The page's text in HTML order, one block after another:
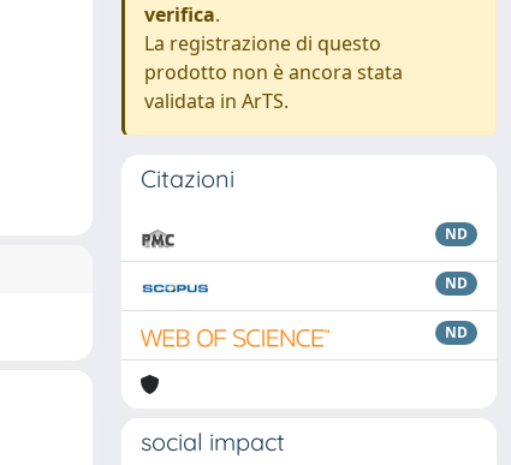
verifica.
La registrazione di questo
prodotto non è ancora stata
validata in ArTS.
Citazioni
ND
ND
ND
social impact